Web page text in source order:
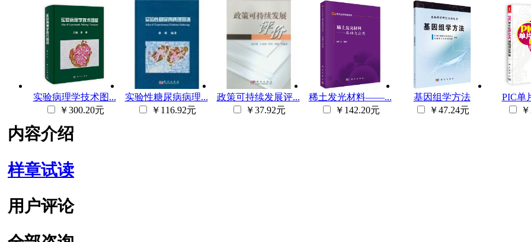
实验病理学技术图...
￥300.20元
实验性糖尿病病理...
￥116.92元
政策可持续发展评...
￥37.92元
稀土发光材料——...
￥142.20元
基因组学方法
￥47.24元
PIC单
内容介绍
样章试读
用户评论